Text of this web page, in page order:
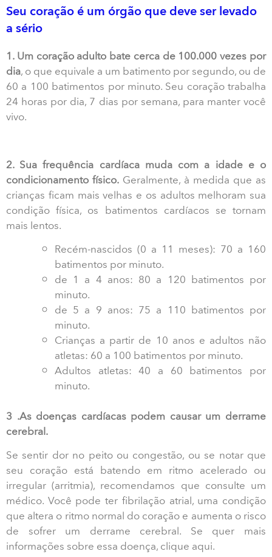
Seu coração é um órgão que deve ser levado
a sério
1. Um coração adulto bate cerca de 100.000 vezes por
dia, o que equivale a um batimento por segundo, ou de
60 a 100 batimentos por minuto. Seu coração trabalha
24 horas por dia, 7 dias por semana, para manter você
vivo.
2. Sua frequência cardíaca muda com a idade e o
condicionamento físico. Geralmente, à medida que as
crianças ficam mais velhas e os adultos melhoram sua
condição física, os batimentos cardíacos se tornam
mais lentos.
Recém-nascidos (0 a 11 meses): 70 a 160
batimentos por minuto.
de 1 a 4 anos: 80 a 120 batimentos por
minuto.
de 5 a 9 anos: 75 a 110 batimentos por
minuto.
Crianças a partir de 10 anos e adultos não
atletas: 60 a 100 batimentos por minuto.
Adultos atletas: 40 a 60 batimentos por
minuto.
3 .As doenças cardíacas podem causar um derrame
cerebral.
Se sentir dor no peito ou congestão, ou se notar que
seu coração está batendo em ritmo acelerado ou
irregular (arritmia), recomendamos que consulte um
médico. Você pode ter fibrilação atrial, uma condição
que altera o ritmo normal do coração e aumenta o risco
de sofrer um derrame cerebral. Se quer mais
informações sobre essa doença, clique aqui.